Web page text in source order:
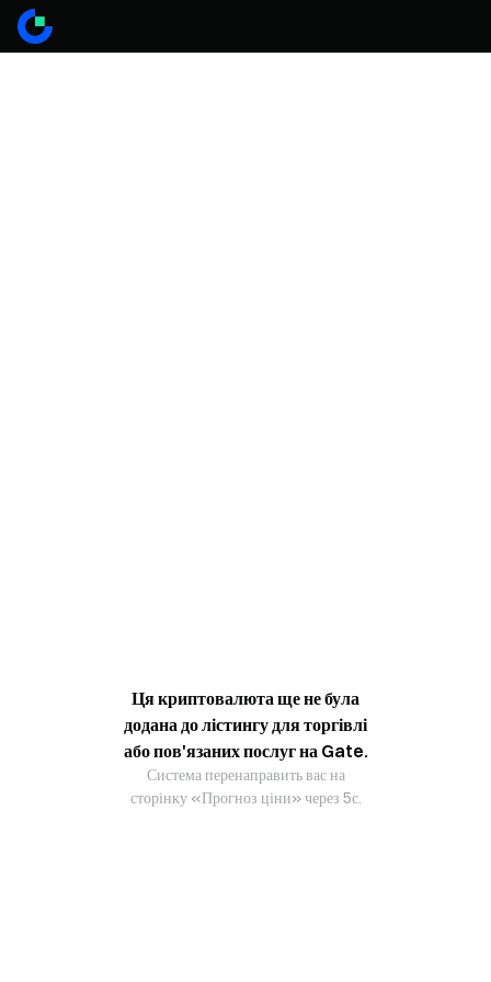
Ця криптовалюта ще не була
додана до лістингу для торгівлі
або пов'язаних послуг на Gate.
Система перенаправить вас на
сторінку «Прогноз ціни» через 5с.